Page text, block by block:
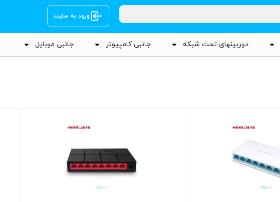
ورود به سایت
دوربینهای تحت شبکه جانبی کامپیوتر جانبی موبایل